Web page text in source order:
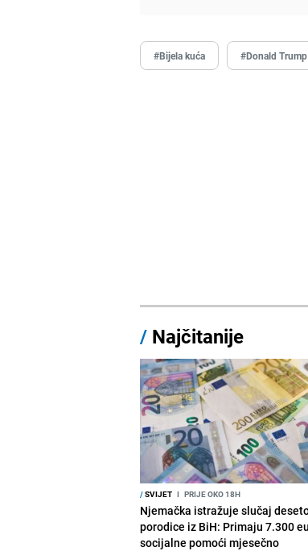
#Bijela kuća #Donald Trump
/ Najčitanije
/SVIJET I PRIJE OKO 18H
Njemačka istražuje slučaj
porodice iz BiH: Primaju 7.300
socijalne pomoći mjesečno